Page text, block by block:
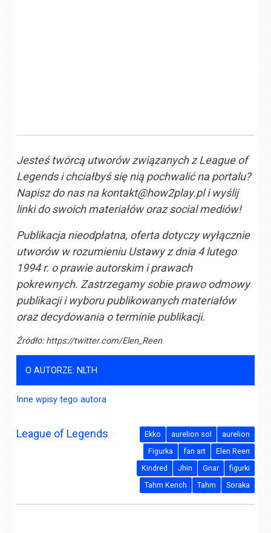
Jesteś twórcą utworów związanych z League of
Legends i chciałbyś się nią pochwalić na portalu?
Napisz do nas nakontakt@how2play.pli wyślij
linki do swoich materiałów oraz social mediów!
Publikacja nieodpłatna, oferta dotyczy wyłącznie
utworów w rozumieniu Ustawy z dnia 4 lutego
1994 r. o prawie autorskim i prawach
pokrewnych. Zastrzegamy sobie prawo odmowy
publikacji i wyboru publikowanych materiałów
oraz decydowania o terminie publikacji.
Źródło:https://twitter.com/Elen_Reen
O AUTORZE: NLTH
Inne wpisy tego autora
League of Legends aurelion
aurelion sol
Ekko
Elen Reen
fan art
Figurka
figurki
Gnar
Jhin
Kindred
Soraka
Tahm
Tahm Kench